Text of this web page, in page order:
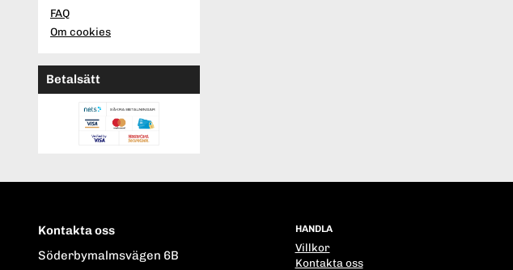
FAQ
Om cookies
Betalsätt
Kontakta oss
Söderbymalmsvägen 6B
HANDLA
Villkor
Kontakta oss